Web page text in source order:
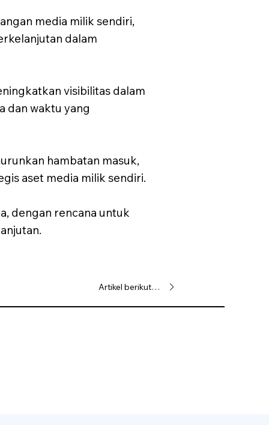
media milik sendiri,
dalam
visibilitas dalam
dan waktu yang
hambatan masuk,
aset media milik sendiri.
dengan rencana untuk
Artikel berikutnya